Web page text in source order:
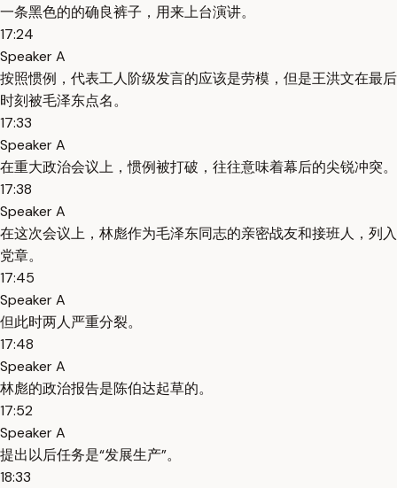
一条黑色的的确良裤子，用来上台演讲。
17:24
Speaker A
按照惯例，代表工人阶级发言的应该是劳模，但是王洪文在最后
时刻被毛泽东点名。
17:33
Speaker A
在重大政治会议上，惯例被打破，往往意味着幕后的尖锐冲突。
17:38
Speaker A
在这次会议上，林彪作为毛泽东同志的亲密战友和接班人，列入
党章。
17:45
Speaker A
但此时两人严重分裂。
17:48
Speaker A
林彪的政治报告是陈伯达起草的。
17:52
Speaker A
提出以后任务是“发展生产”。
18:33